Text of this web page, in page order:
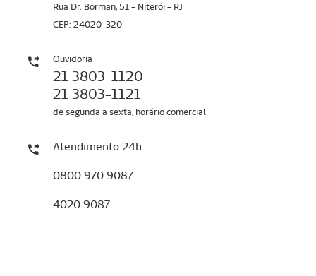
Rua Dr. Borman, 51 - Niterói - RJ
CEP: 24020-320
Ouvidoria
21 3803-1120
21 3803-1121
de segunda a sexta, horário comercial
Atendimento 24h
0800 970 9087
4020 9087